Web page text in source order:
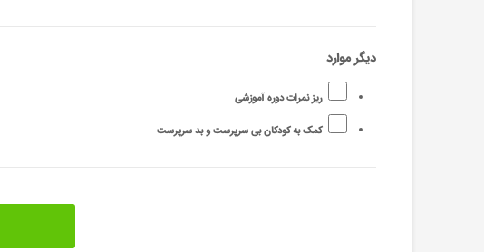
دیگر موارد
ریز نمرات دوره آموزشی
کمک به کودکان بی سرپرست و بد سرپرست